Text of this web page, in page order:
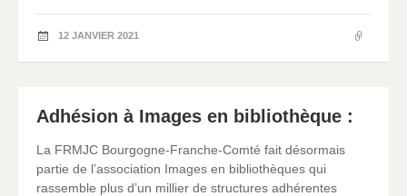
12 JANVIER 2021
Adhésion à Images en bibliothèque :
La FRMJC Bourgogne-Franche-Comté fait désormais
partie de l’association Images en bibliothèques qui
rassemble plus d’un millier de structures adhérentes